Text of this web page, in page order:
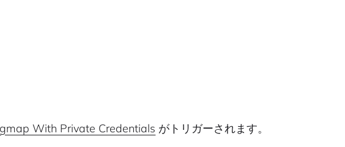
With Private Credentials がトリガーされます。